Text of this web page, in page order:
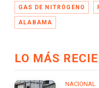
GAS DE NITRÓGENO
ALABAMA
LO MÁS
NACIONAL